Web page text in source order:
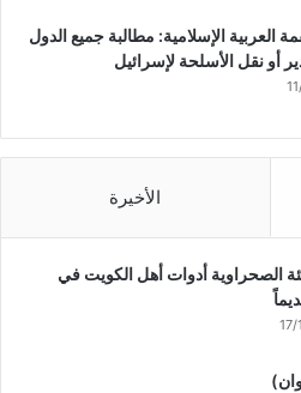
العربية الإسلامية: مطالبة جميع الدول
أو نقل الأسلحة لإسرائيل
الأخيرة
الصحراوية أدوات أهل الكويت في
17/